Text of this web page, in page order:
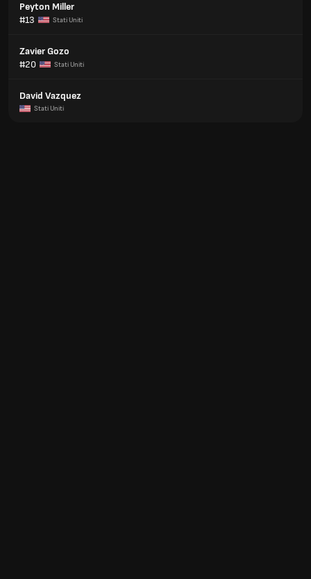
Peyton Miller
#13
Stati Uniti
Zavier Gozo
#20
Stati Uniti
David Vazquez
Stati Uniti